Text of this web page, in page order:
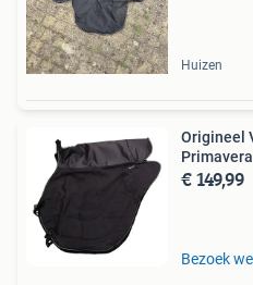
Huizen
Origineel
€ 149,99
Bezoek